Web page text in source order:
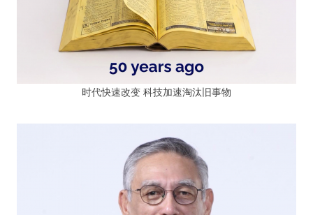
时代快速改变 科技加速淘汰旧事物